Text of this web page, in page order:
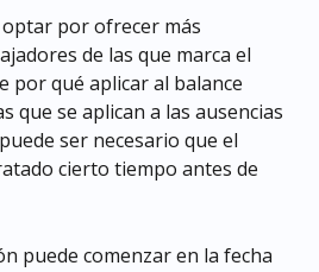
por ofrecer más
de las que marca el
por qué aplicar al balance
que se aplican a las ausencias
ser necesario que el
cierto tiempo antes de
puede comenzar en la fecha